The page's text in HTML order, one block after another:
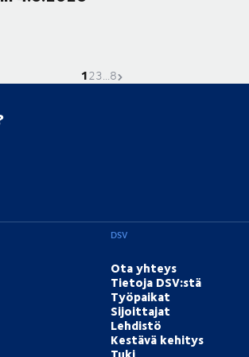
-pyhäpäivä vaikuttaa kuljetuksiin 4.6.2026
Nykyinen sivu on
1Mene sivulle
2Mene sivulle
3...Mene sivulle
8Seuraava sivu
DSV
Ota yhteys
Tietoja DSV:stä
Työpaikat
Sijoittajat
Lehdistö
Kestävä kehitys